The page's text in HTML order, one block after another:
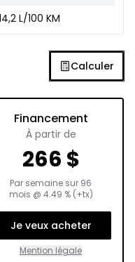
L/100 KM
Calculer
Financement
À partir de
266 $
Par semaine sur 96
mois @ 4.49 % (+tx)
Je veux acheter
Mention légale